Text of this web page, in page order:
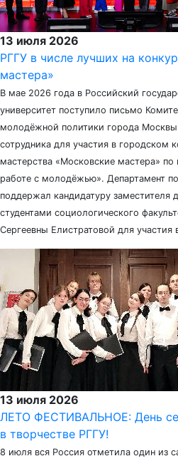
13 июля 2026
РГГУ в числе лучших на
мастера»
В мае 2026 года в Российский
университет поступило письмо
молодёжной политики города
сотрудника для участия в городском
мастерства «Московские мастера»
работе с молодёжью». Департамент
поддержал кандидатуру заместителя
студентами социологического
Сергеевны Елистратовой для участия
13 июля 2026
ЛЕТО ФЕСТИВАЛЬНОЕ: День
в творчестве РГГУ!
8 июля вся Россия отметила один из